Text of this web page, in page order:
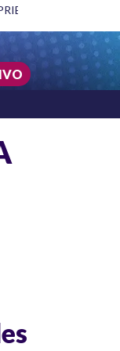
Y DMG